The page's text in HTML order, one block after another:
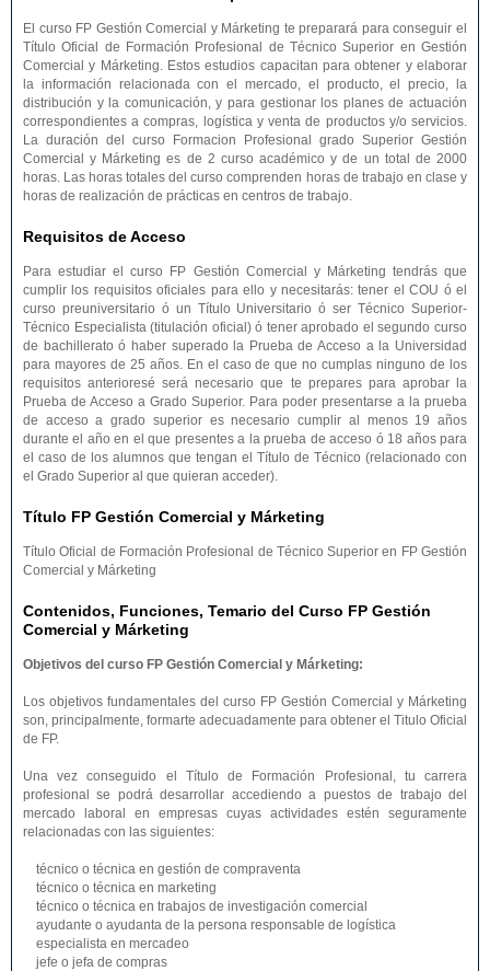
El curso FP Gestión Comercial y Márketing te preparará para conseguir el
Título Oficial de Formación Profesional de Técnico Superior en Gestión
Comercial y Márketing. Estos estudios capacitan para obtener y elaborar
la información relacionada con el mercado, el producto, el precio, la
distribución y la comunicación, y para gestionar los planes de actuación
correspondientes a compras, logística y venta de productos y/o servicios.
La duración del curso Formacion Profesional grado Superior Gestión
Comercial y Márketing es de 2 curso académico y de un total de 2000
horas. Las horas totales del curso comprenden horas de trabajo en clase y
horas de realización de prácticas en centros de trabajo.
Requisitos de Acceso
Para estudiar el curso FP Gestión Comercial y Márketing tendrás que
cumplir los requisitos oficiales para ello y necesitarás: tener el COU ó el
curso preuniversitario ó un Título Universitario ó ser Técnico Superior-
Técnico Especialista (titulación oficial) ó tener aprobado el segundo curso
de bachillerato ó haber superado la Prueba de Acceso a la Universidad
para mayores de 25 años. En el caso de que no cumplas ninguno de los
requisitos anterioresé será necesario que te prepares para aprobar la
Prueba de Acceso a Grado Superior. Para poder presentarse a la prueba
de acceso a grado superior es necesario cumplir al menos 19 años
durante el año en el que presentes a la prueba de acceso ó 18 años para
el caso de los alumnos que tengan el Título de Técnico (relacionado con
el Grado Superior al que quieran acceder).
Título FP Gestión Comercial y Márketing
Título Oficial de Formación Profesional de Técnico Superior en FP Gestión
Comercial y Márketing
Contenidos, Funciones, Temario del Curso FP Gestión
Comercial y Márketing
Objetivos del curso FP Gestión Comercial y Márketing:
Los objetivos fundamentales del curso FP Gestión Comercial y Márketing
son, principalmente, formarte adecuadamente para obtener el Titulo Oficial
de FP.
Una vez conseguido el Título de Formación Profesional, tu carrera
profesional se podrá desarrollar accediendo a puestos de trabajo del
mercado laboral en empresas cuyas actividades estén seguramente
relacionadas con las siguientes:
técnico o técnica en gestión de compraventa
técnico o técnica en marketing
técnico o técnica en trabajos de investigación comercial
ayudante o ayudanta de la persona responsable de logística
especialista en mercadeo
jefe o jefa de compras